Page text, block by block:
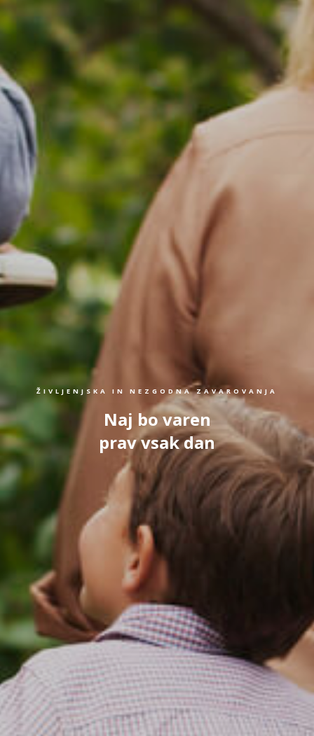
ŽIVLJENJSKA IN NEZGODNA ZAVAROVANJA
Naj bo varen
prav vsak dan